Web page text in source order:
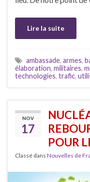
Lire la suite
ambassade, armes,
élaboration, militaires,
technologies, trafic,
NOV
17
POUR
Classé dans Nouvelles de